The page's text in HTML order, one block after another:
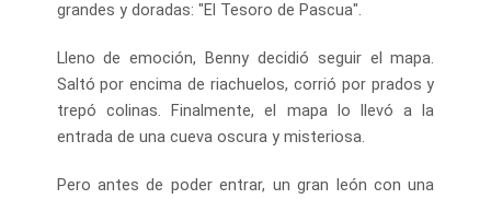
grandes y doradas: "El Tesoro de Pascua".
Lleno de emoción, Benny decidió seguir el mapa.
Saltó por encima de riachuelos, corrió por prados y
trepó colinas. Finalmente, el mapa lo llevó a la
entrada de una cueva oscura y misteriosa.
Pero antes de poder entrar, un gran león con una